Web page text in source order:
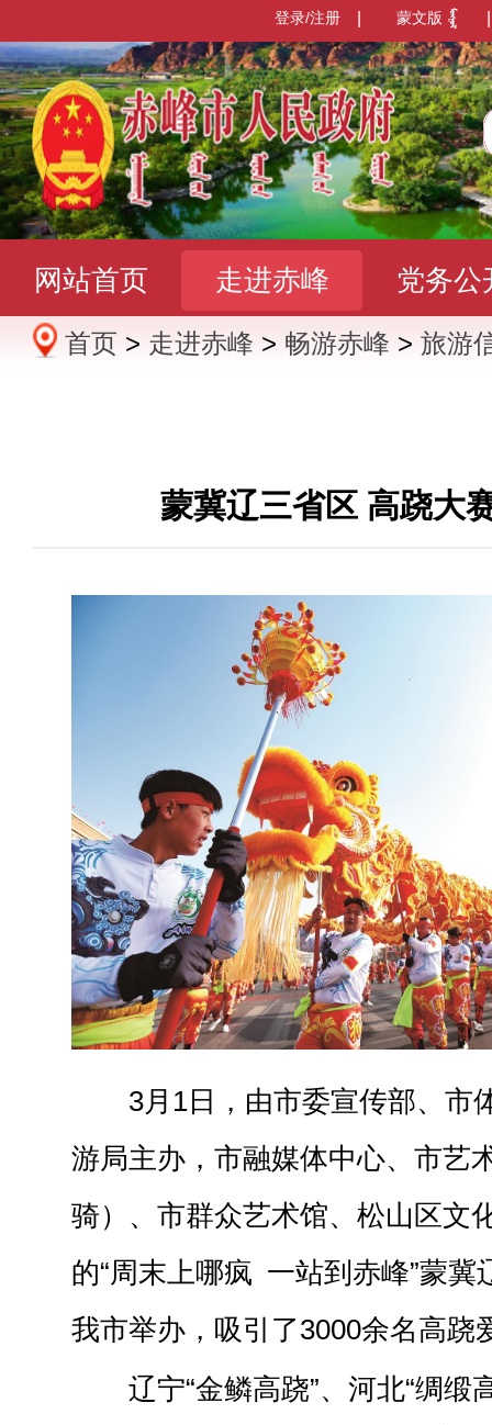
蒙文版
登录/注册
网站首页 走进赤峰 党务公
办事服务 政民互动 数据发
首页 > 走进赤峰 > 畅游赤峰 > 旅游
蒙冀辽三省区 高跷大
3月1日，由市委宣传部、市
游局主办，市融媒体中心、市艺
骑）、市群众艺术馆、松山区文
的“周末上哪疯 一站到赤峰”蒙冀
我市举办，吸引了3000余名高跷
辽宁“金鳞高跷”、河北“绸缎